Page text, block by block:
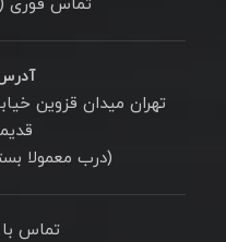
تماس فوری (ضروری):
تهران میدان قزوین
(درب معمولا
تماس با